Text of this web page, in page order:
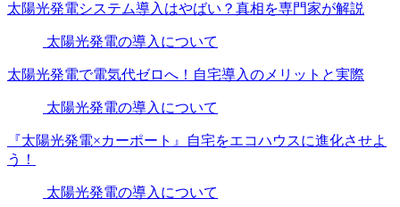
太陽光発電システム導入はやばい？真相を専門家が解説
太陽光発電の導入について
太陽光発電で電気代ゼロへ！自宅導入のメリットと実際
太陽光発電の導入について
『太陽光発電×カーポート』自宅をエコハウスに進化させよ
う！
太陽光発電の導入について